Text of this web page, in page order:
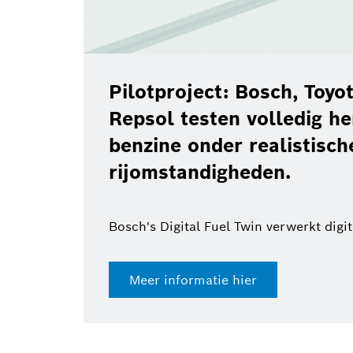
Pilotproject: Bosch,
Repsol testen volledig
benzine onder
rijomstandigheden.
Bosch's Digital Fuel Twin verwerkt
Meer informatie hier